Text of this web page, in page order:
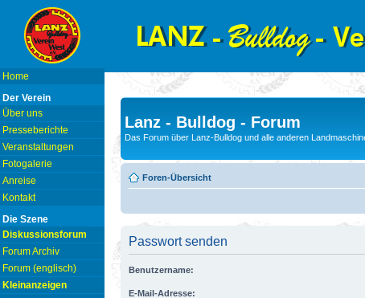
Home
Der Verein
Über uns
Presseberichte
Veranstaltungen
Fotogalerie
Anreise
Kontakt
Die Szene
Diskussionsforum
Forum Archiv
Forum (englisch)
Kleinanzeigen
Lanz - Bulldog - Forum
Das Forum über Lanz-Bulldog und alle anderen
Foren-Übersicht
Passwort senden
Benutzername:
E-Mail-Adresse: